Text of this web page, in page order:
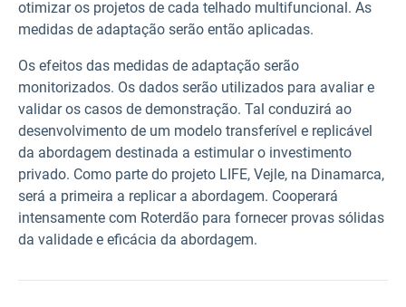
otimizar os projetos de cada telhado multifuncional. As
medidas de adaptação serão então aplicadas.
Os efeitos das medidas de adaptação serão
monitorizados. Os dados serão utilizados para avaliar e
validar os casos de demonstração. Tal conduzirá ao
desenvolvimento de um modelo transferível e replicável
da abordagem destinada a estimular o investimento
privado. Como parte do projeto LIFE, Vejle, na Dinamarca,
será a primeira a replicar a abordagem. Cooperará
intensamente com Roterdão para fornecer provas sólidas
da validade e eficácia da abordagem.